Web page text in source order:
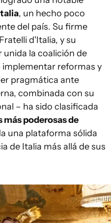
, un hecho poco
del país. Su firme
d'Italia, y su
la coalición de
reformas y
pragmática ante
combinada con su
– ha sido clasificada
más poderosas de
una plataforma sólida
de Italia más allá de sus